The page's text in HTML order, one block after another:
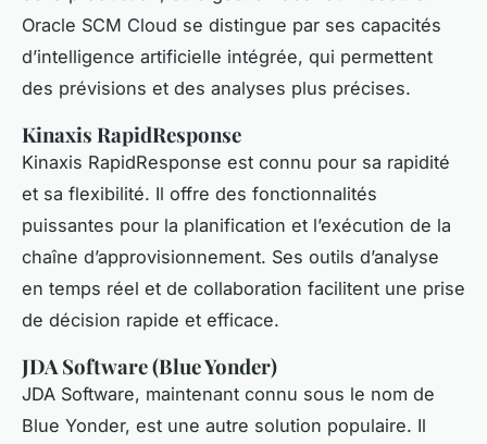
Oracle SCM Cloud se distingue par ses capacités
d’intelligence artificielle intégrée, qui permettent
des prévisions et des analyses plus précises.
Kinaxis RapidResponse
Kinaxis RapidResponse est connu pour sa rapidité
et sa flexibilité. Il offre des fonctionnalités
puissantes pour la planification et l’exécution de la
chaîne d’approvisionnement. Ses outils d’analyse
en temps réel et de collaboration facilitent une prise
de décision rapide et efficace.
JDA Software (Blue Yonder)
JDA Software, maintenant connu sous le nom de
Blue Yonder, est une autre solution populaire. Il